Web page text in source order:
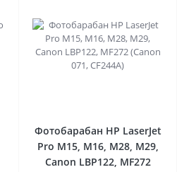
Фотобарабан HP LaserJet
Pro M15, M16, M28, M29,
Canon LBP122, MF272